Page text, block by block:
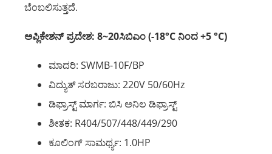
ಬೆಂಬಲಿಸುತ್ತದೆ.
ಅಪ್ಲಿಕೇಶನ್ ಪ್ರದೇಶ: 8~20ಸಿಬಿಎಂ (-18°C ನಿಂದ +5 °C)
ಮಾದರಿ: SWMB-10F/BP
ವಿದ್ಯುತ್ ಸರಬರಾಜು: 220V 50/60Hz
ಡಿಫ್ರಾಸ್ಟ್ ಮಾರ್ಗ: ಬಿಸಿ ಅನಿಲ ಡಿಫ್ರಾಸ್ಟ್
ಶೀತಕ: R404/507/448/449/290
ಕೂಲಿಂಗ್ ಸಾಮರ್ಥ್ಯ: 1.0HP